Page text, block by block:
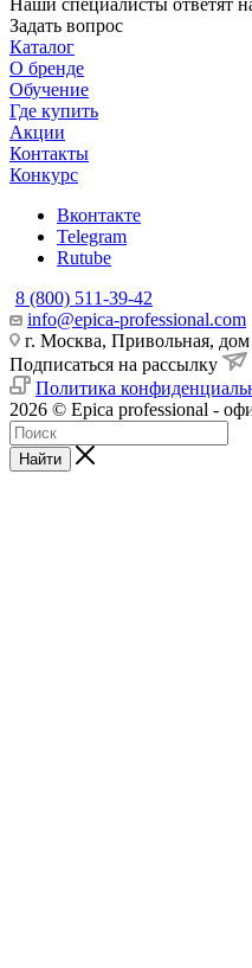
Задать вопрос
Каталог
О бренде
Обучение
Где купить
Акции
Контакты
Конкурс
Вконтакте
Telegram
Rutube
8 (800) 511-39-42
info@epica-professional.com
г. Москва, Привольная, дом
Подписаться на рассылку
Политика
2026 © Epica professional -
Найти